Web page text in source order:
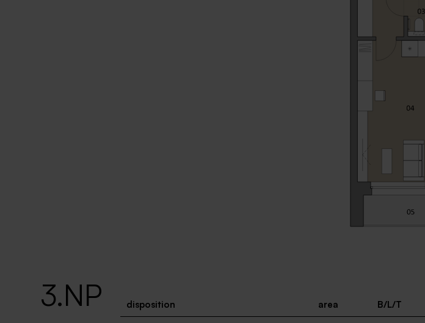
3.NP disposition area B/L/T